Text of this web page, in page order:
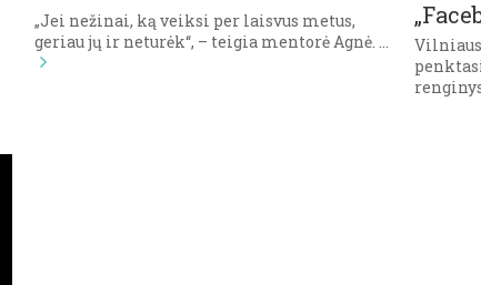
„Jei nežinai, ką veiksi per laisvus metus,
geriau jų ir neturėk“, – teigia mentorė Agnė. …
Vilniaus